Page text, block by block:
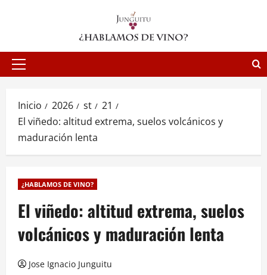
Menú
Inicio 2026 st
21
El viñedo: altitud extrema, suelos volcánicos y
maduración lenta
¿HABLAMOS DE VINO?
El viñedo: altitud extrema, suelos
volcánicos y maduración lenta
Jose Ignacio Junguitu